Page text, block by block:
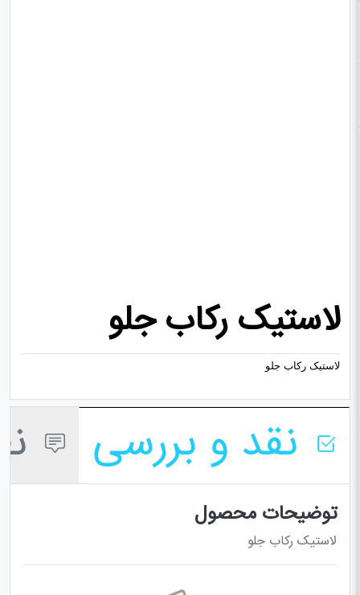
لاستیک رکاب جلو
لاستیک رکاب جلو
نقد و بررسی
توضیحات محصول
لاستیک رکاب جلو